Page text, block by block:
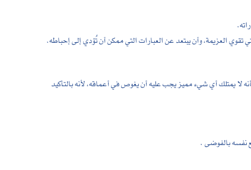
العزيمة، وأن يبتعد عن العبارات التي ممكن أن تُؤدي إلى إحباطه.
يمتلك أي شيء مميز يجب عليه أن يغوص في أعماقه، لأنه بالتأكيد
نفسه بالفوضى .